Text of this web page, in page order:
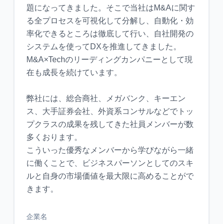
題になってきました。そこで当社はM&Aに関す
る全プロセスを可視化して分解し、自動化・効
率化できるところは徹底して行い、自社開発の
システムを使ってDXを推進してきました。
M&A×Techのリーディングカンパニーとして現
在も成長を続けています。
弊社には、総合商社、メガバンク、キーエン
ス、大手証券会社、外資系コンサルなどでトッ
プクラスの成果を残してきた社員メンバーが数
多くおります。
こういった優秀なメンバーから学びながら一緒
に働くことで、ビジネスパーソンとしてのスキ
ルと自身の市場価値を最大限に高めることがで
企業名